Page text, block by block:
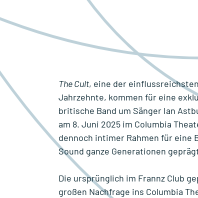
The Cult, eine der
Jahrzehnte, kommen für eine
britische Band um Sänger Ian
am 8. Juni 2025 im Columbia
dennoch intimer Rahmen für eine
Sound ganze Generationen
Die ursprünglich im Frannz Club
großen Nachfrage ins Columbia